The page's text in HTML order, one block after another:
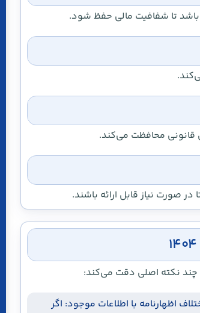
باشد تا شفافیت مالی حفظ شود.
قانونی محافظت می‌کند.
صورت نیاز قابل ارائه باشند.
چند نکته اصلی دقت می‌کند:
اظهارنامه با اطلاعات موجود: اگر